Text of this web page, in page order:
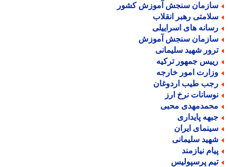
سنجش آموزش کشور
رهبر انقلاب
های اسراییلی
سنجش آموزش
شهید سلیمانی
جمهور ترکیه
امور خارجه
طیب اردوغان
نرخ ارز
محبی
پایداری
ایران
سلیمانی
نیازمند
پرسپولیس